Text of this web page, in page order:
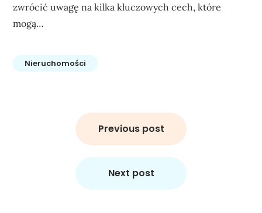
zwrócić uwagę na kilka kluczowych cech, które
mogą…
Nieruchomości
Previous post
Next post